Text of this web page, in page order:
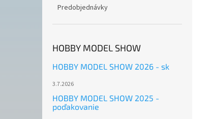
Predobjednávky
HOBBY MODEL SHOW
HOBBY MODEL SHOW 2026 - sk
3.7.2026
HOBBY MODEL SHOW 2025 -
poďakovanie